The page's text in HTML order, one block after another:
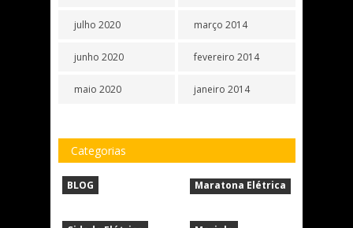
julho 2020
junho 2020
maio 2020
março 2014
fevereiro 2014
janeiro 2014
Categorias
BLOG Maratona Elétrica